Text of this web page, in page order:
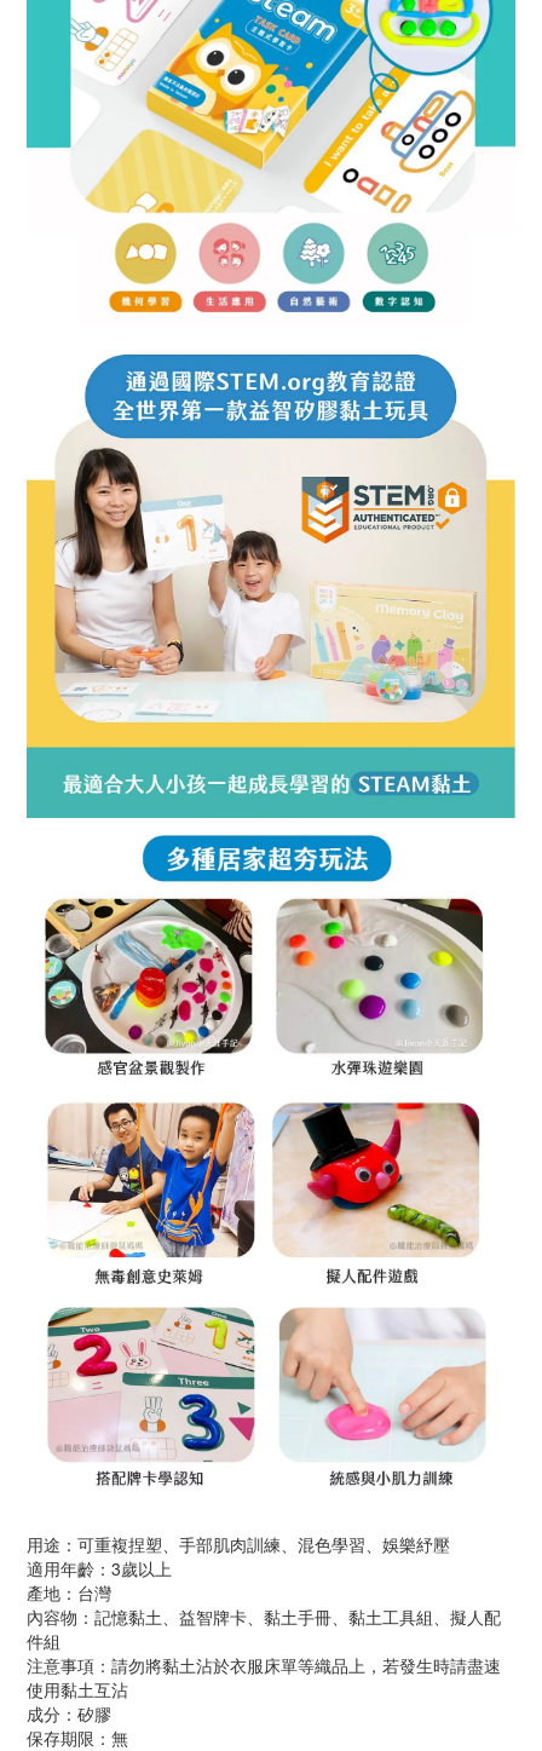
用途：可重複捏塑、手部肌肉訓練、混色學習、娛樂紓壓
適用年齡：3歲以上
產地：台灣
內容物：記憶黏土、益智牌卡、黏土手冊、黏土工具組、擬人配
件組
注意事項：請勿將黏土沾於衣服床單等織品上，若發生時請盡速
使用黏土互沾
成分：矽膠
保存期限：無